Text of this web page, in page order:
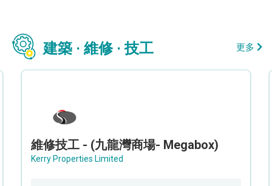
建築 · 維修 · 技工 更多
維修技工 - (九龍灣商場- Megabox)
Kerry Properties Limited